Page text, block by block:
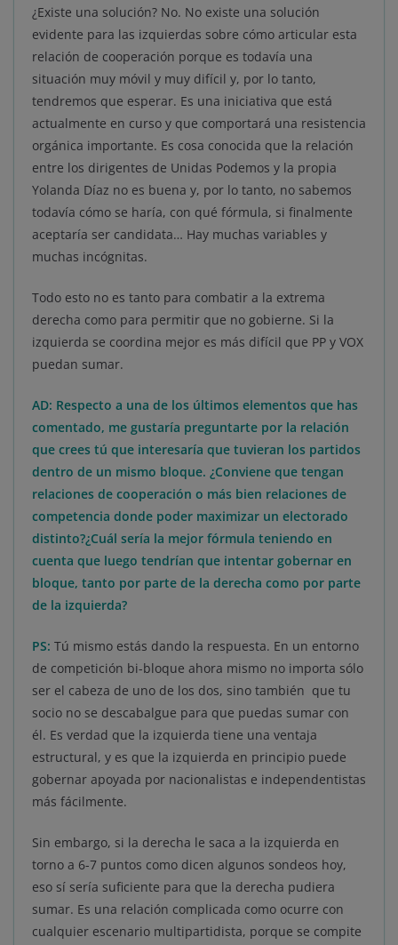
¿Existe una solución? No. No existe una solución
evidente para las izquierdas sobre cómo articular esta
relación de cooperación porque es todavía una
situación muy móvil y muy difícil y, por lo tanto,
tendremos que esperar. Es una iniciativa que está
actualmente en curso y que comportará una resistencia
orgánica importante. Es cosa conocida que la relación
entre los dirigentes de Unidas Podemos y la propia
Yolanda Díaz no es buena y, por lo tanto, no sabemos
todavía cómo se haría, con qué fórmula, si finalmente
aceptaría ser candidata… Hay muchas variables y
muchas incógnitas.
Todo esto no es tanto para combatir a la extrema
derecha como para permitir que no gobierne. Si la
izquierda se coordina mejor es más difícil que PP y VOX
puedan sumar.
AD: Respecto a una de los últimos elementos que has
comentado, me gustaría preguntarte por la relación
que crees tú que interesaría que tuvieran los partidos
dentro de un mismo bloque. ¿Conviene que tengan
relaciones de cooperación o más bien relaciones de
competencia donde poder maximizar un electorado
distinto?¿Cuál sería la mejor fórmula teniendo en
cuenta que luego tendrían que intentar gobernar en
bloque, tanto por parte de la derecha como por parte
de la izquierda?
PS: Tú mismo estás dando la respuesta. En un entorno
de competición bi-bloque ahora mismo no importa sólo
ser el cabeza de uno de los dos, sino también que tu
socio no se descabalgue para que puedas sumar con
él. Es verdad que la izquierda tiene una ventaja
estructural, y es que la izquierda en principio puede
gobernar apoyada por nacionalistas e independentistas
más fácilmente.
Sin embargo, si la derecha le saca a la izquierda en
torno a 6-7 puntos como dicen algunos sondeos hoy,
eso sí sería suficiente para que la derecha pudiera
sumar. Es una relación complicada como ocurre con
cualquier escenario multipartidista, porque se compite